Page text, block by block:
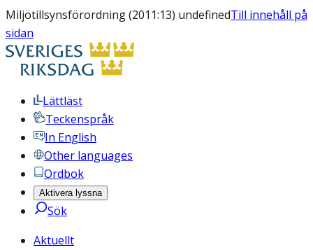
Miljötillsynsförordning (2011:13) undefinedTill innehåll på
sidan
Lättläst
Teckenspråk
In English
Other languages
Ordbok
Aktivera lyssna
Sök
Aktuellt